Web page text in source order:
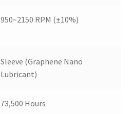
950~2150 RPM (±10%)
Sleeve (Graphene Nano
Lubricant)
73,500 Hours